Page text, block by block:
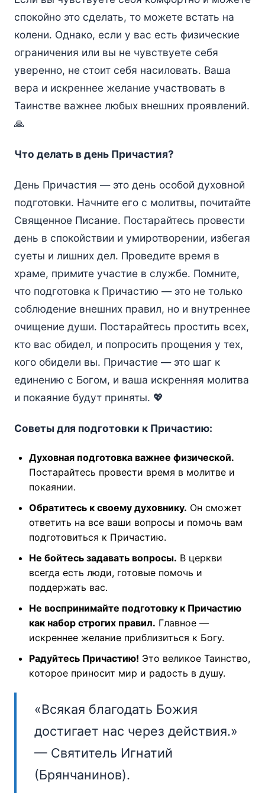
спокойно это сделать, то можете встать на
колени. Однако, если у вас есть физические
ограничения или вы не чувствуете себя
уверенно, не стоит себя насиловать. Ваша
вера и искреннее желание участвовать в
Таинстве важнее любых внешних проявлений.
🙏
Что делать в день Причастия?
День Причастия — это день особой духовной
подготовки. Начните его с молитвы, почитайте
Священное Писание. Постарайтесь провести
день в спокойствии и умиротворении, избегая
суеты и лишних дел. Проведите время в
храме, примите участие в службе. Помните,
что подготовка к Причастию — это не только
соблюдение внешних правил, но и внутреннее
очищение души. Постарайтесь простить всех,
кто вас обидел, и попросить прощения у тех,
кого обидели вы. Причастие — это шаг к
единению с Богом, и ваша искренняя молитва
и покаяние будут приняты. 💖
Советы для подготовки к Причастию:
Духовная подготовка важнее физической.
Постарайтесь провести время в молитве и
покаянии.
Обратитесь к своему духовнику. Он сможет
ответить на все ваши вопросы и помочь вам
подготовиться к Причастию.
Не бойтесь задавать вопросы. В церкви
всегда есть люди, готовые помочь и
поддержать вас.
Не воспринимайте подготовку к Причастию
как набор строгих правил. Главное —
искреннее желание приблизиться к Богу.
Радуйтесь Причастию! Это великое Таинство,
которое приносит мир и радость в душу.
«Всякая благодать Божия
достигает нас через действия.»
— Святитель Игнатий
(Брянчанинов).